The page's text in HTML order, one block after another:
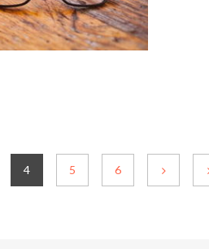
4 5 6